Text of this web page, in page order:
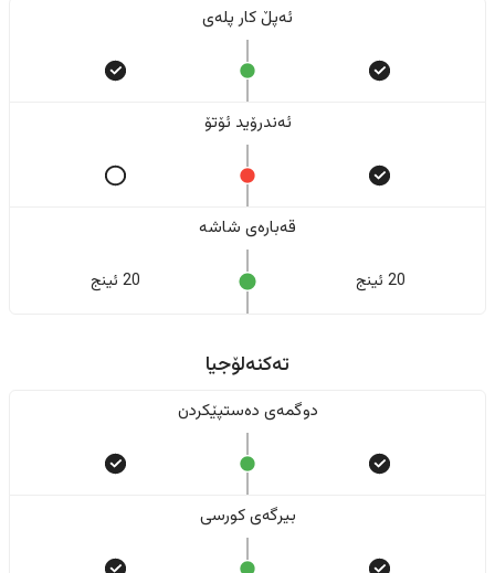
ئەپڵ کار پلەی
ئەندرۆید ئۆتۆ
قەبارەی شاشە
20 ئینج 20 ئینج
تەکنەلۆجیا
دوگمەی دەستپێکردن
بیرگەی کورسی